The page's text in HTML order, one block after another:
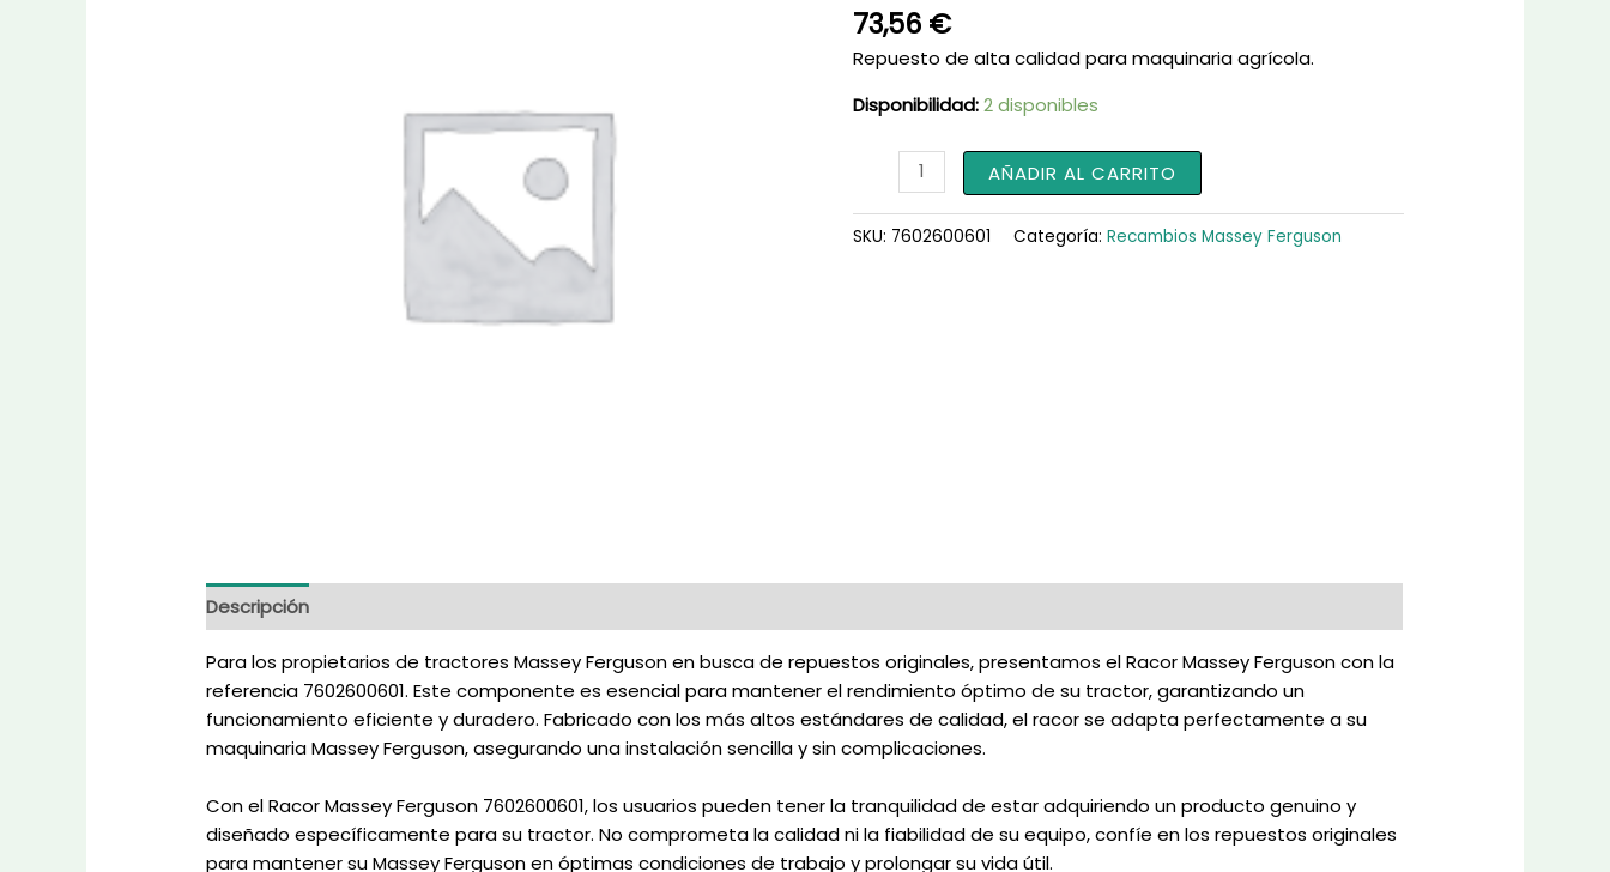
73,56 €
Repuesto de alta calidad para maquinaria agrícola.
Disponibilidad:2 disponibles
7602600601
cantidad
AÑADIR AL CARRITO
SKU: 7602600601 Categoría: Recambios Massey Ferguson
Descripción
Para los propietarios de tractores Massey Ferguson en busca de repuestos originales, presentamos el Racor Massey Ferguson con la
referencia 7602600601. Este componente es esencial para mantener el rendimiento óptimo de su tractor, garantizando un
funcionamiento eficiente y duradero. Fabricado con los más altos estándares de calidad, el racor se adapta perfectamente a su
maquinaria Massey Ferguson, asegurando una instalación sencilla y sin complicaciones.
Con el Racor Massey Ferguson 7602600601, los usuarios pueden tener la tranquilidad de estar adquiriendo un producto genuino y
diseñado específicamente para su tractor. No comprometa la calidad ni la fiabilidad de su equipo, confíe en los repuestos originales
para mantener su Massey Ferguson en óptimas condiciones de trabajo y prolongar su vida útil.